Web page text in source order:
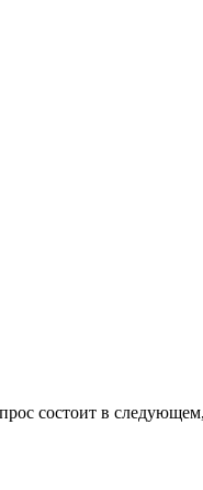
состоит в